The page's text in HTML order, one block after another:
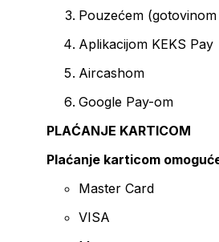
Pouzećem
Aplikacijom KEKS Pay
Aircashom
Google Pay-om
PLAĆANJE KARTICOM
Plaćanje karticom
Master Card
VISA